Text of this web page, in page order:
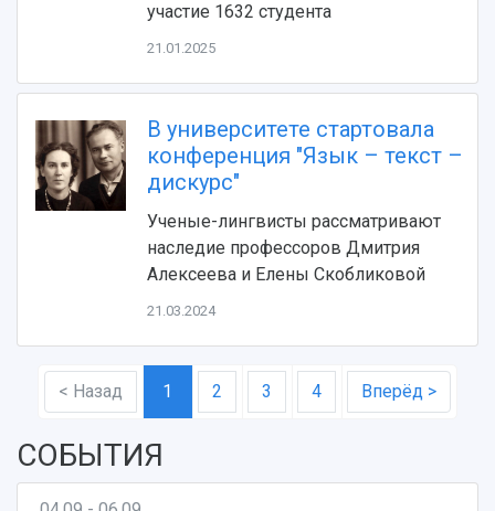
участие 1632 студента
21.01.2025
В университете стартовала
конференция "Язык – текст –
дискурс"
Ученые-лингвисты рассматривают
наследие профессоров Дмитрия
Алексеева и Елены Скобликовой
21.03.2024
< Назад 1 2 3 4 Вперёд >
СОБЫТИЯ